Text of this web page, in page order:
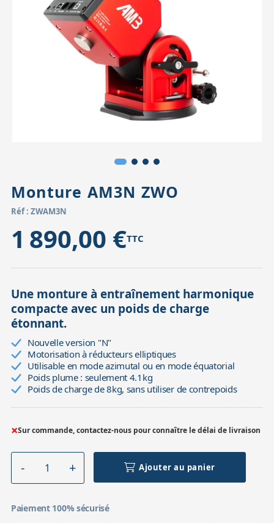
Accessoires pour montures
Pièces détachées
Monture AM3N ZWO
Réf : ZWAM3N
1 890,00 €TTC
Une monture à entraînement harmonique
compacte avec un poids de charge
étonnant.
Nouvelle version "N"
Motorisation à réducteurs elliptiques
Utilisable en mode azimutal ou en mode équatorial
Poids plume : seulement 4.1kg
Poids de charge de 8kg, sans utiliser de contrepoids
×Sur commande, contactez-nous pour connaître le délai de livraison
Ajouter au panier
Paiement 100% sécurisé